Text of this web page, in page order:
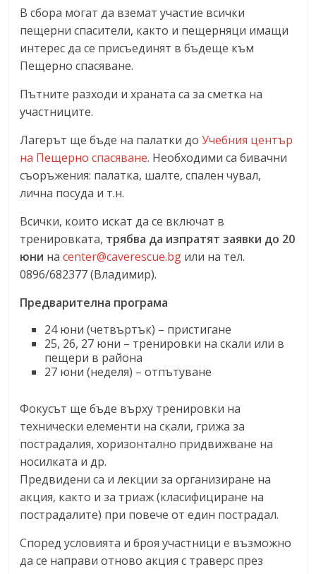
В сбора могат да вземат участие всички
пещерни спасители, както и пещерняци имащи
интерес да се присъединят в бъдеще към
Пещерно спасяване.
Пътните разходи и храната са за сметка на
участниците.
Лагерът ще бъде на палатки доУчебния център
на Пещерно спасяване. Необходими са бивачни
съоръжения: палатка, шалте, спален чувал,
лична посуда и т.н.
Всички, които искат да се включат в
тренировката, трябва да изпратят заявки до 20
юни наcenter@caverescue.bg или на тел.
0896/682377 (Владимир).
Предварителна програма
24 юни (четвъртък) – пристигане
25, 26, 27 юни – тренировки на скали или в
пещери в района
27 юни (неделя) – отпътуване
Фокусът ще бъде върху тренировки на
технически елементи на скали, грижа за
пострадалия, хоризонтално придвижване на
носилката и др.
Предвидени са и лекции за организиране на
акция, както и за триаж (класифициране на
пострадалите) при повече от един пострадал.
Според условията и броя участници е възможно
да се направи отново акция с траверс през